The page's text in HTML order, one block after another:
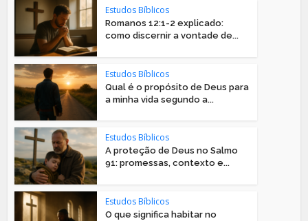
Estudos Bíblicos
Romanos 12:1-2 explicado:
como discernir a vontade de...
Estudos Bíblicos
Qual é o propósito de Deus para
a minha vida segundo a...
Estudos Bíblicos
A proteção de Deus no Salmo
91: promessas, contexto e...
Estudos Bíblicos
O que significa habitar no